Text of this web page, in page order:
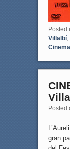
Posted
Villalbí,
Posted
gran